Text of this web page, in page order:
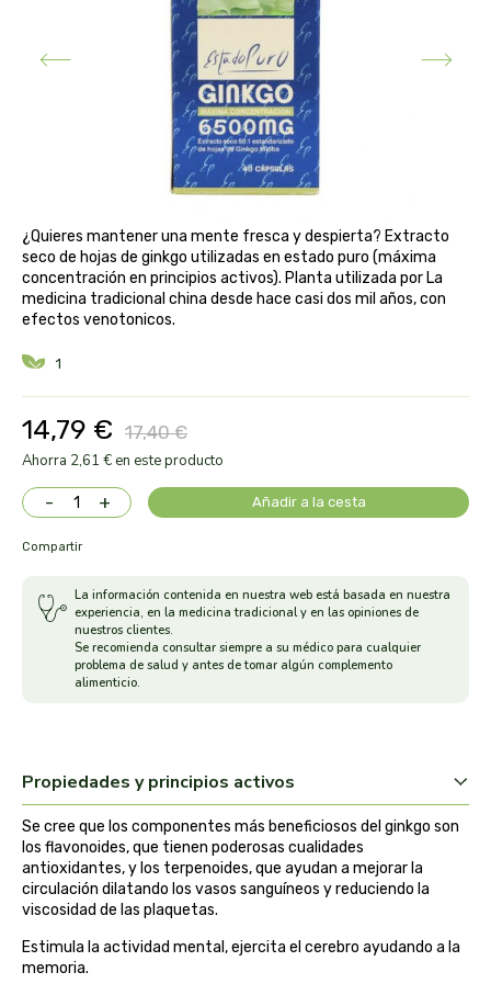
¿Quieres mantener una mente fresca y despierta? Extracto
seco de hojas de ginkgo utilizadas en estado puro (máxima
concentración en principios activos). Planta utilizada por La
medicina tradicional china desde hace casi dos mil años, con
efectos venotonicos.
1
14,79 € 17,40 €
Ahorra 2,61 € en este producto
- + Añadir a la cesta
Compartir
La información contenida en nuestra web está basada en nuestra
experiencia, en la medicina tradicional y en las opiniones de
nuestros clientes.
Se recomienda consultar siempre a su médico para cualquier
problema de salud y antes de tomar algún complemento
alimenticio.
Propiedades y principios activos
Se cree que los componentes más beneficiosos del ginkgo son
los flavonoides, que tienen poderosas cualidades
antioxidantes, y los terpenoides, que ayudan a mejorar la
circulación dilatando los vasos sanguíneos y reduciendo la
viscosidad de las plaquetas.
Estimula la actividad mental, ejercita el cerebro ayudando a la
memoria.
antiox y nutricosmética
hormonal y salud sexual
vías urinarias y próstata
vista y oídos
protección solar y mosquitos
diy cremas caseras
conservas, patés y sopas
aloe pura laboratorios
alta pasticceria italiana
alter nativa 3
amapola
ana maria lajusticia
armonia
arnidol
arrasate
arteoliva
artesania agricola
bach original
banban
bauck hof
bellsola